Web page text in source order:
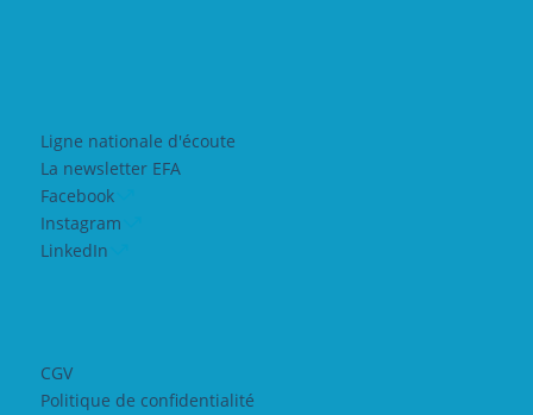
Ligne nationale d'écoute
La newsletter EFA
Facebook
Instagram
LinkedIn
CGV
Politique de confidentialité